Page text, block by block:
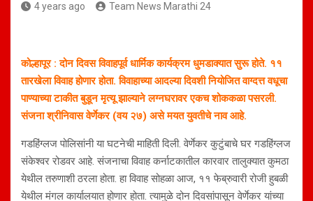
4 years ago Team News Marathi 24
कोल्हापूर : दोन दिवस विवाहपूर्व धार्मिक कार्यक्रम धुमडाक्यात सुरू होते. ११
तारखेला विवाह होणार होता. विवाहाच्या आदल्या दिवशी नियोजित वाग्दत्त वधूचा
पाण्याच्या टाकीत बुडून मृत्यू झाल्याने लग्नघरावर एकच शोककळा पसरली.
संजना श्रीनिवास वेर्णेकर (वय २७) असे मयत युवतीचे नाव आहे.
गडहिंग्लज पोलिसांनी या घटनेची माहिती दिली. वेर्णेकर कुटुंबाचे घर गडहिंग्लज
संकेश्वर रोडवर आहे. संजनाचा विवाह कर्नाटकातील कारवार तालुक्यात कुमठा
येथील तरुणाशी ठरला होता. हा विवाह सोहळा आज, ११ फेब्रुवारी रोजी हुबळी
येथील मंगल कार्यालयात होणार होता. त्यामुळे दोन दिवसांपासून वेर्णेकर यांच्या